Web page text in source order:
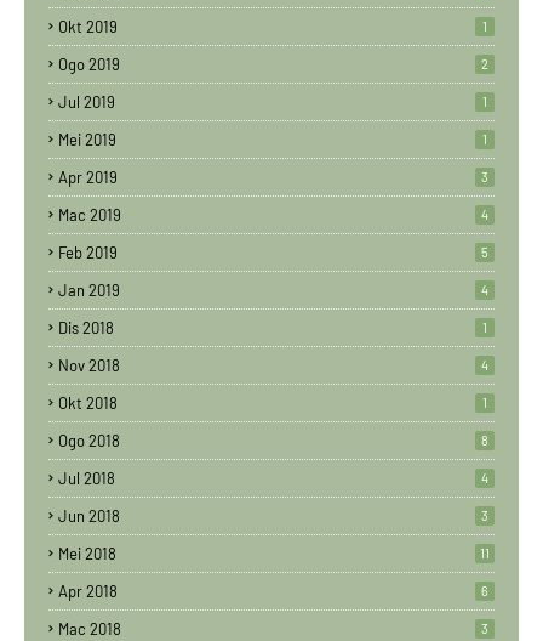
Okt 2019 1
Ogo 2019 2
Jul 2019 1
Mei 2019 1
Apr 2019 3
Mac 2019 4
Feb 2019 5
Jan 2019 4
Dis 2018 1
Nov 2018 4
Okt 2018 1
Ogo 2018 8
Jul 2018 4
Jun 2018 3
Mei 2018 11
Apr 2018 6
Mac 2018 3